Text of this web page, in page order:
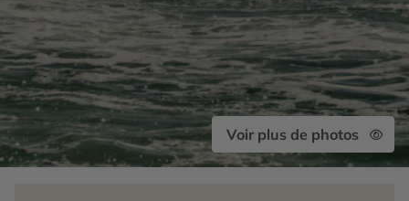
Voir plus de photos